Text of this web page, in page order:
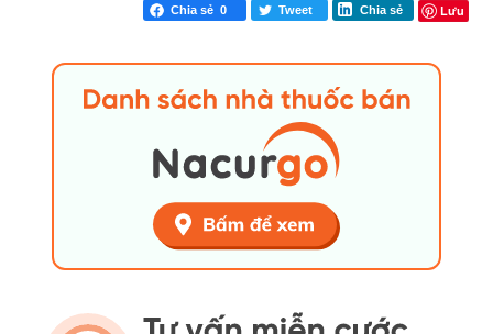
Chia sẻ 0 Tweet Chia sẻ Lưu